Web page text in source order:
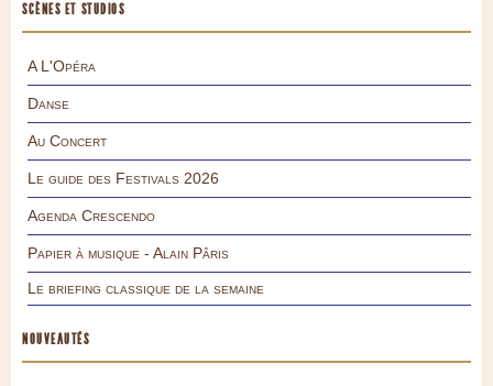
SCÈNES ET STUDIOS
A L'Opéra
Danse
Au Concert
Le guide des Festivals 2026
Agenda Crescendo
Papier à musique - Alain Pâris
Le briefing classique de la semaine
NOUVEAUTÉS